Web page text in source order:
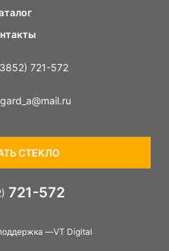
—VT Digital
721-572
СТЕКЛО
721-572